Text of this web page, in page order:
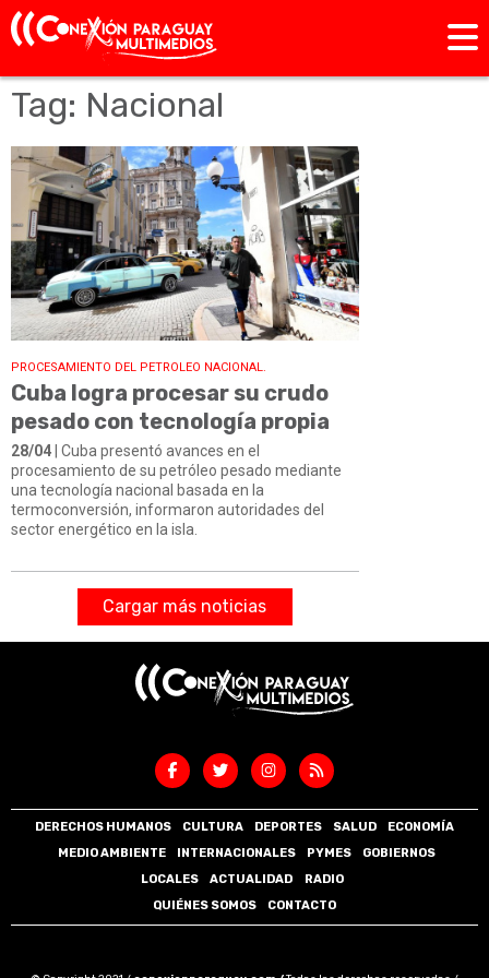
Tag: Nacional
PROCESAMIENTO DEL PETROLEO NACIONAL.
Cuba logra procesar su crudo
pesado con tecnología propia
28/04 | Cuba presentó avances en el
procesamiento de su petróleo pesado mediante
una tecnología nacional basada en la
termoconversión, informaron autoridades del
sector energético en la isla.
Cargar más noticias
DERECHOS HUMANOS CULTURA DEPORTES SALUD
ECONOMÍA
MEDIO AMBIENTE
INTERNACIONALES PYMES
GOBIERNOS
LOCALES
ACTUALIDAD
RADIO
QUIÉNES SOMOS
CONTACTO